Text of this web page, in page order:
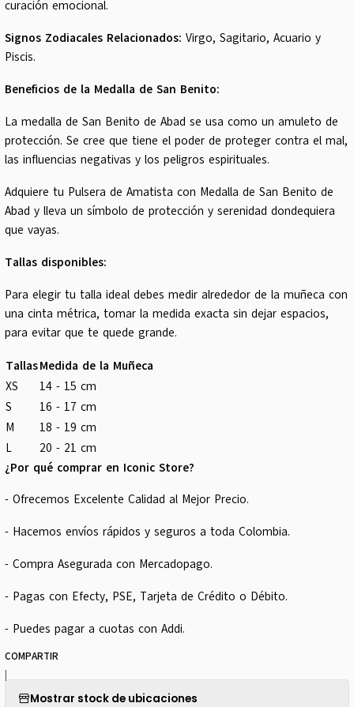
curación emocional.
Signos Zodiacales Relacionados: Virgo, Sagitario, Acuario y
Piscis.
Beneficios de la Medalla de San Benito:
La medalla de San Benito de Abad se usa como un amuleto de
protección. Se cree que tiene el poder de proteger contra el mal,
las influencias negativas y los peligros espirituales.
Adquiere tu Pulsera de Amatista con Medalla de San Benito de
Abad y lleva un símbolo de protección y serenidad dondequiera
que vayas.
Tallas disponibles:
Para elegir tu talla ideal debes medir alrededor de la muñeca con
una cinta métrica, tomar la medida exacta sin dejar espacios,
para evitar que te quede grande.
TallasMedida de la Muñeca
XS
14 - 15 cm
S
16 - 17 cm
M
18 - 19 cm
L
20 - 21 cm
¿Por qué comprar en Iconic Store?
- Ofrecemos Excelente Calidad al Mejor Precio.
- Hacemos envíos rápidos y seguros a toda Colombia.
- Compra Asegurada con Mercadopago.
- Pagas con Efecty, PSE, Tarjeta de Crédito o Débito.
- Puedes pagar a cuotas con Addi.
COMPARTIR
|
Mostrar stock de ubicaciones